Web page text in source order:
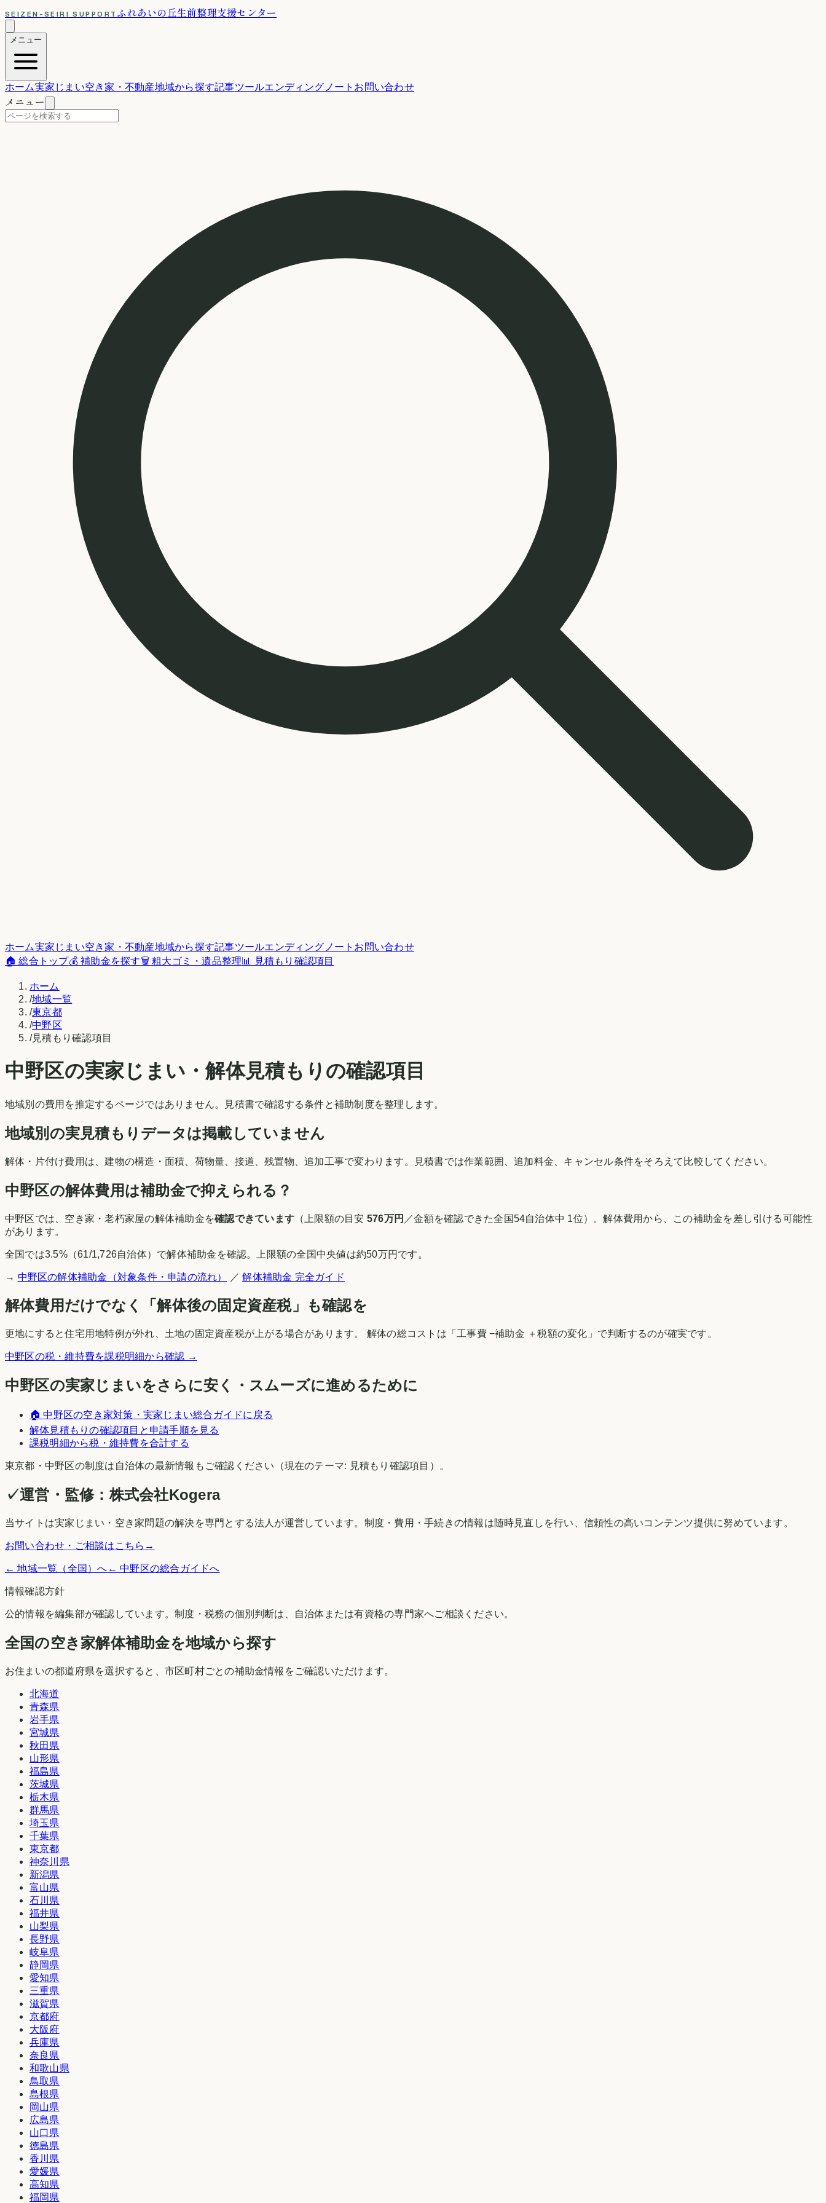
SEIZEN-SEIRI SUPPORT ふれあいの丘生前整理支援センター
メニュー
ホーム実家じまい空き家・不動産地域から探す記事ツールエンディングノート お問い合わせ
メニュー
ホーム実家じまい空き家・不動産地域から探す記事ツールエンディングノート お問い合わせ
🏠 総合トップ💰 補助金を探す🗑️ 粗大ゴミ・遺品整理📊 見積もり確認項目
ホーム
/地域一覧
/東京都
/中野区
/見積もり確認項目
中野区の実家じまい・解体見積もりの確認項目
地域別の費用を推定するページではありません。見積書で確認する条件と補助制度を整理します。
地域別の実見積もりデータは掲載していません
解体・片付け費用は、建物の構造・面積、荷物量、接道、残置物、追加工事で変わります。見積書では作業範囲、追加料金、キャンセル条件をそろえて比較してください。
中野区の解体費用は補助金で抑えられる？
中野区では、空き家・老朽家屋の解体補助金を確認できています（上限額の目安 576万円 ／金額を確認できた全国54自治体中 1位）
。解体費用から、この補助金を差し引ける可能性
があります。
全国では3.5%（61/1,726自治体）で解体補助金を確認。上限額の全国中央値は約50万円です。
→ 中野区の解体補助金（対象条件・申請の流れ） ／解体補助金 完全ガイド
解体費用だけでなく「解体後の固定資産税」も確認を
更地にすると住宅用地特例が外れ、土地の固定資産税が上がる場合があります。 解体の総コストは「工事費 −補助金 ＋税額の変化」で判断するのが確実です。
中野区の税・維持費を課税明細から確認 →
中野区の実家じまいをさらに安く・スムーズに進めるために
🏠中野区の空き家対策・実家じまい総合ガイドに戻る
解体見積もりの確認項目と申請手順を見る
課税明細から税・維持費を合計する
東京都 ・ 中野区の制度は自治体の最新情報もご確認ください（現在のテーマ: 見積もり確認項目 ）。
✓運営・監修：株式会社Kogera
当サイトは実家じまい・空き家問題の解決を専門とする法人が運営しています。制度・費用・手続きの情報は随時見直しを行い、信頼性の高いコンテンツ提供に努めています。
お問い合わせ・ご相談はこちら →
← 地域一覧（全国）へ ←中野区の総合ガイドへ
情報確認方針
公的情報を編集部が確認しています。制度・税務の個別判断は、自治体または有資格の専門家へご相談ください。
全国の空き家解体補助金を地域から探す
お住まいの都道府県を選択すると、市区町村ごとの補助金情報をご確認いただけます。
北海道
青森県
岩手県
宮城県
秋田県
山形県
福島県
茨城県
栃木県
群馬県
埼玉県
千葉県
東京都
神奈川県
新潟県
富山県
石川県
福井県
山梨県
長野県
岐阜県
静岡県
愛知県
三重県
滋賀県
京都府
大阪府
兵庫県
奈良県
和歌山県
鳥取県
島根県
岡山県
広島県
山口県
徳島県
香川県
愛媛県
高知県
福岡県